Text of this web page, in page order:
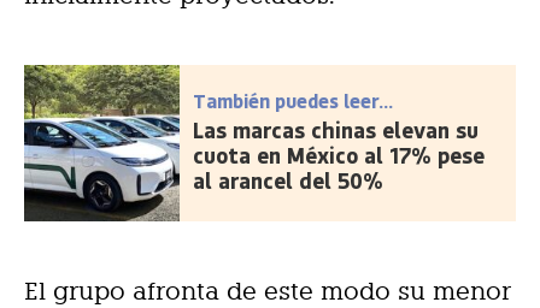
También puedes leer...
Las marcas chinas elevan su
cuota en México al 17% pese
al arancel del 50%
El grupo afronta de este modo su menor